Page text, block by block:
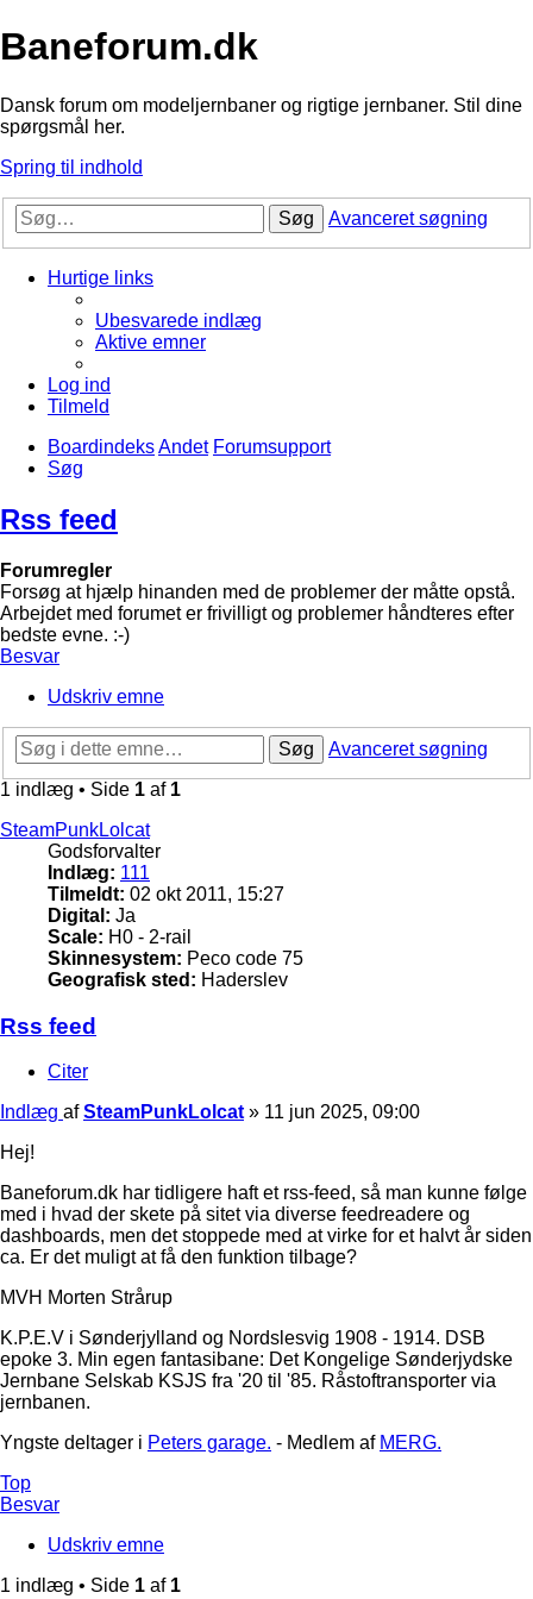
Baneforum.dk
Dansk forum om modeljernbaner og rigtige jernbaner. Stil dine
spørgsmål her.
Spring til indhold
Søg Avanceret søgning
Hurtige links
Ubesvarede indlæg
Aktive emner
Log ind
Tilmeld
BoardindeksAndet Forumsupport
Søg
Rss feed
Forumregler
Forsøg at hjælp hinanden med de problemer der måtte opstå.
Arbejdet med forumet er frivilligt og problemer håndteres efter
bedste evne. :-)
Besvar
Udskriv emne
Søg
Avanceret søgning
1 indlæg • Side 1 af 1
SteamPunkLolcat
Godsforvalter
Indlæg: 111
Tilmeldt: 02 okt 2011, 15:27
Digital: Ja
Scale: H0 - 2-rail
Skinnesystem: Peco code 75
Geografisk sted: Haderslev
Rss feed
Citer
Indlæg afSteamPunkLolcat » 11 jun 2025, 09:00
Hej!
Baneforum.dk har tidligere haft et rss-feed, så man kunne følge
med i hvad der skete på sitet via diverse feedreadere og
dashboards, men det stoppede med at virke for et halvt år siden
ca. Er det muligt at få den funktion tilbage?
MVH Morten Strårup
K.P.E.V i Sønderjylland og Nordslesvig 1908 - 1914. DSB
epoke 3. Min egen fantasibane: Det Kongelige Sønderjydske
Jernbane Selskab KSJS fra '20 til '85. Råstoftransporter via
jernbanen.
Yngste deltager i Peters garage. - Medlem af MERG.
Top
Besvar
Udskriv emne
1 indlæg • Side 1 af 1